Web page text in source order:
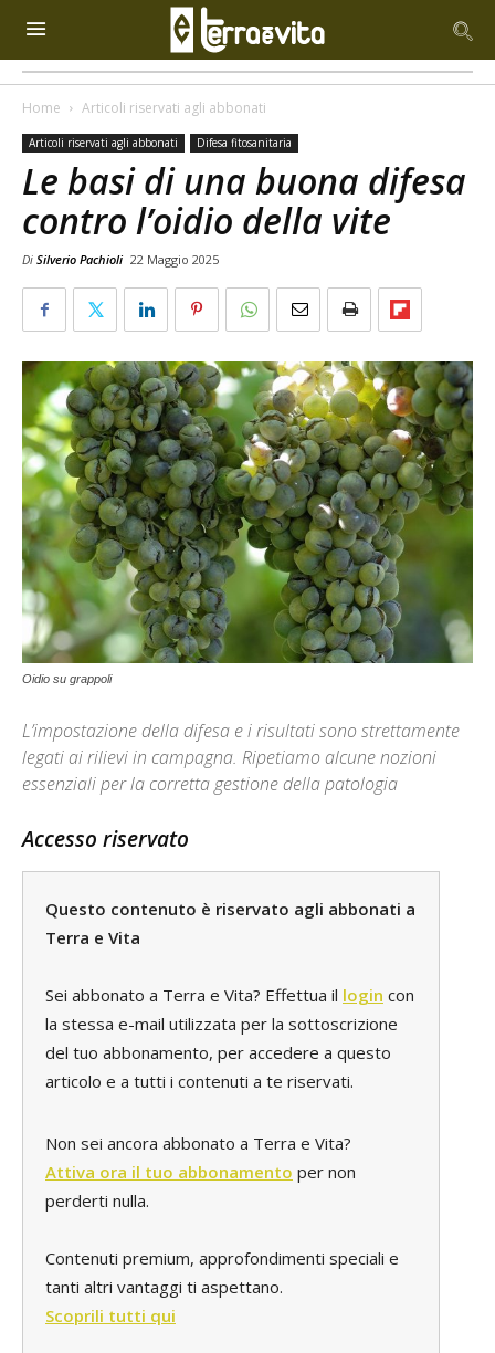
Home Articoli riservati agli abbonati
Articoli riservati agli abbonati Difesa fitosanitaria
Le basi di una buona difesa
contro l’oidio della vite
Di Silverio Pachioli 22 Maggio 2025
Oidio su grappoli
L’impostazione della difesa e i risultati sono strettamente
legati ai rilievi in campagna. Ripetiamo alcune nozioni
essenziali per la corretta gestione della patologia
Accesso riservato
Questo contenuto è riservato agli abbonati a
Terra e Vita
Sei abbonato a Terra e Vita? Effettua il login con
la stessa e-mail utilizzata per la sottoscrizione
del tuo abbonamento, per accedere a questo
articolo e a tutti i contenuti a te riservati.
Non sei ancora abbonato a Terra e Vita?
Attiva ora il tuo abbonamento per non
perderti nulla.
Contenuti premium, approfondimenti speciali e
tanti altri vantaggi ti aspettano.
Scoprili tutti qui